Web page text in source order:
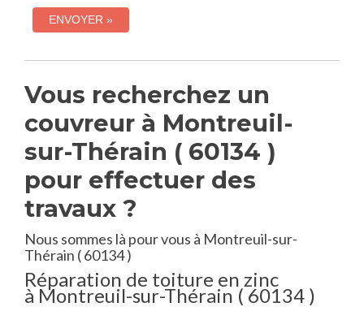
Vous recherchez un
couvreur à Montreuil-
sur-Thérain ( 60134 )
pour effectuer des
travaux ?
Nous sommes là pour vous à Montreuil-sur-
Thérain ( 60134 )
Réparation de toiture en zinc
à Montreuil-sur-Thérain ( 60134 )